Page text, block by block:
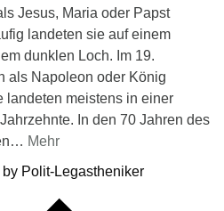
Jesus, Maria oder Papst
landeten sie auf einem
dunklen Loch. Im 19.
als Napoleon oder König
landeten meistens in einer
In den 70 Jahren des
… Mehr
Polit-Legastheniker